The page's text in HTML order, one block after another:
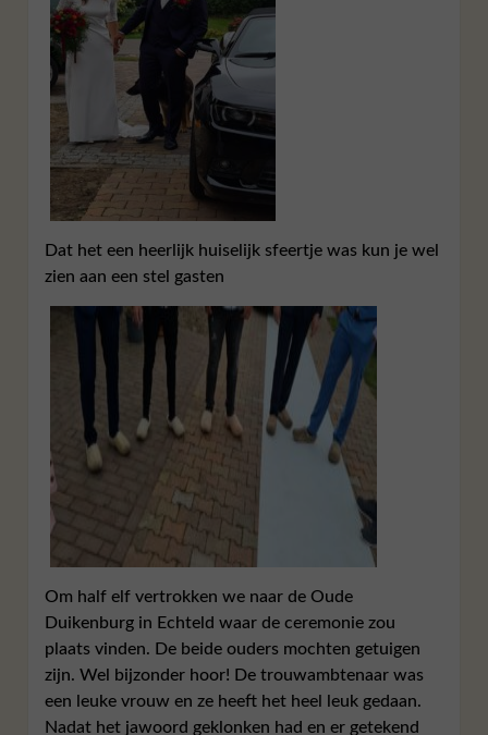
Dat het een heerlijk huiselijk sfeertje was kun je wel
zien aan een stel gasten
Om half elf vertrokken we naar de Oude
Duikenburg in Echteld waar de ceremonie zou
plaats vinden. De beide ouders mochten getuigen
zijn. Wel bijzonder hoor! De trouwambtenaar was
een leuke vrouw en ze heeft het heel leuk gedaan.
Nadat het jawoord geklonken had en er getekend